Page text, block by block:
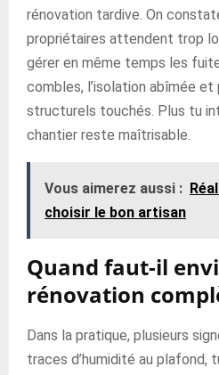
rénovation tardive. On
propriétaires attendent trop
gérer en même temps les
combles, l’isolation abîmée
structurels touchés. Plus tu
chantier reste maîtrisable.
Vous aimerez aussi :
choisir le bon artisan
Quand faut-il
rénovation
Dans la pratique, plusieurs
traces d’humidité au plafond,